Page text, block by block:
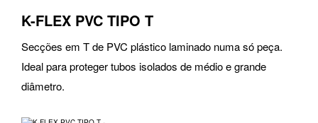
K-FLEX PVC TIPO T
Secções em T de PVC plástico laminado numa só peça.
Ideal para proteger tubos isolados de médio e grande
diâmetro.